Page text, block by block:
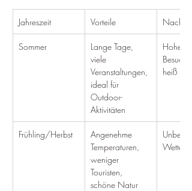
Jahreszeit Vorteile Nachteile
Sommer
Lange Tage,
viele
Veranstaltungen,
ideal für
Outdoor-
Aktivitäten
Hohe
heiß
Frühling/Herbst
Angenehme
Temperaturen,
weniger
Touristen,
schöne Natur
Wetter